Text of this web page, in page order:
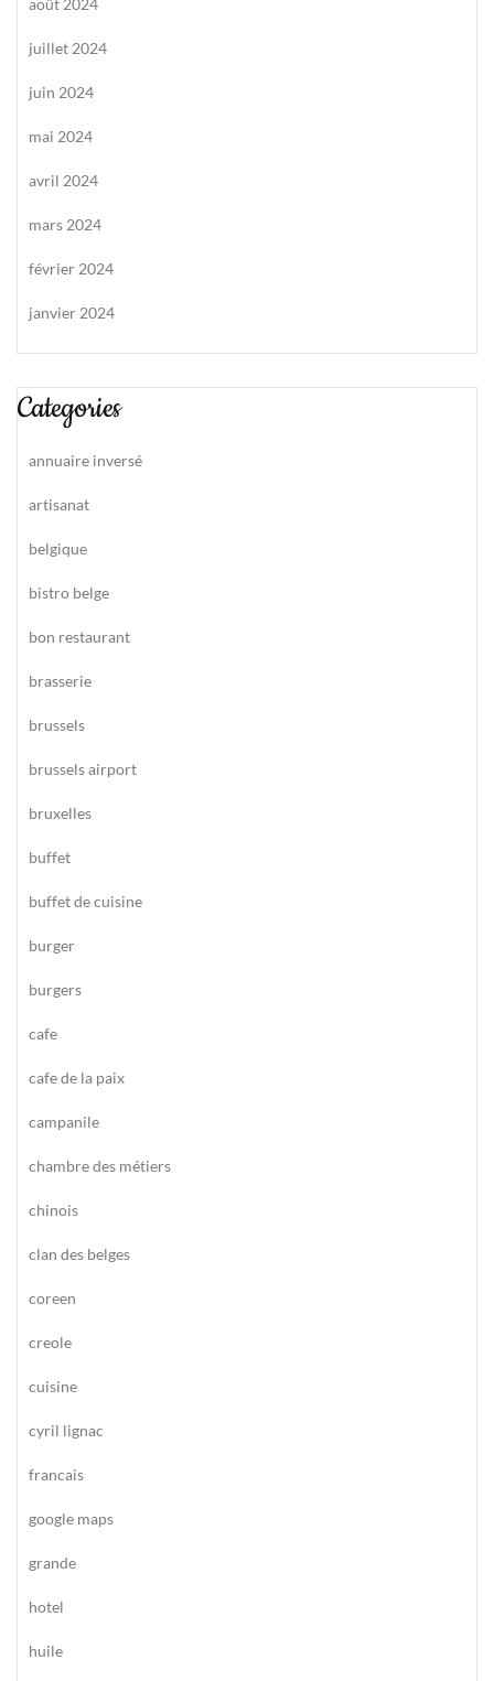
juillet 2024
juin 2024
mai 2024
avril 2024
mars 2024
février 2024
janvier 2024
Categories
annuaire inversé
artisanat
belgique
bistro belge
bon restaurant
brasserie
brussels
brussels airport
bruxelles
buffet
buffet de cuisine
burger
burgers
cafe
cafe de la paix
campanile
chambre des métiers
chinois
clan des belges
coreen
creole
cuisine
cyril lignac
francais
google maps
grande
hotel
huile